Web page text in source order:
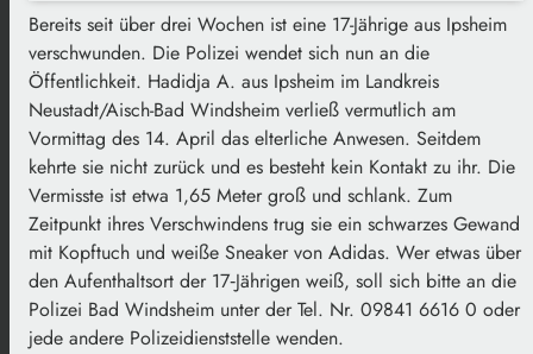
Bereits seit über drei Wochen ist eine 17-Jährige aus Ipsheim
verschwunden. Die Polizei wendet sich nun an die
Öffentlichkeit. Hadidja A. aus Ipsheim im Landkreis
Neustadt/Aisch-Bad Windsheim verließ vermutlich am
Vormittag des 14. April das elterliche Anwesen. Seitdem
kehrte sie nicht zurück und es besteht kein Kontakt zu ihr. Die
Vermisste ist etwa 1,65 Meter groß und schlank. Zum
Zeitpunkt ihres Verschwindens trug sie ein schwarzes Gewand
mit Kopftuch und weiße Sneaker von Adidas. Wer etwas über
den Aufenthaltsort der 17‑Jährigen weiß, soll sich bitte an die
Polizei Bad Windsheim unter der Tel. Nr. 09841 6616 0 oder
jede andere Polizeidienststelle wenden.